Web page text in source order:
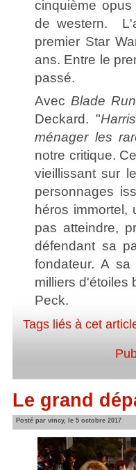
cinquième
de western.
premier Star
ans. Entre le
passé.
Avec Blade
Deckard. "
ménager les
notre critique.
vieillissant sur
personnages
héros immortel,
pas atteindre,
défendant sa
fondateur. A
milliers d'étoiles
Peck.
Tags liés à cet
Le grand
Posté par vincy, le 5 octobre 2017